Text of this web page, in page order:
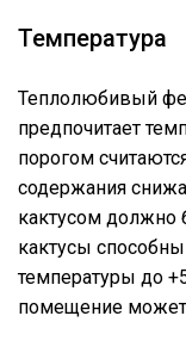
Температура
Теплолюбивый
предпочитает
порогом
содержания
кактусом должно
кактусы
температуры до
помещение может